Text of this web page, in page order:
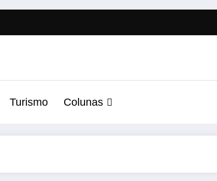
Turismo Colunas